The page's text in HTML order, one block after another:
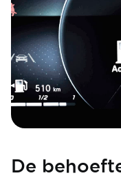
De